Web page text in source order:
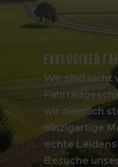
Exklusiver
Wir sind nicht
wir ziemlich
einzigartige
echte
Besuche